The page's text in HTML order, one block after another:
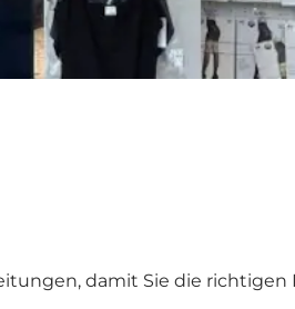
damit Sie die